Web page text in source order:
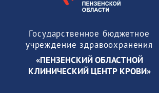
Государственное бюджетное
учреждение здравоохранения
«ПЕНЗЕНСКИЙ ОБЛАСТНОЙ
КЛИНИЧЕСКИЙ ЦЕНТР КРОВИ»